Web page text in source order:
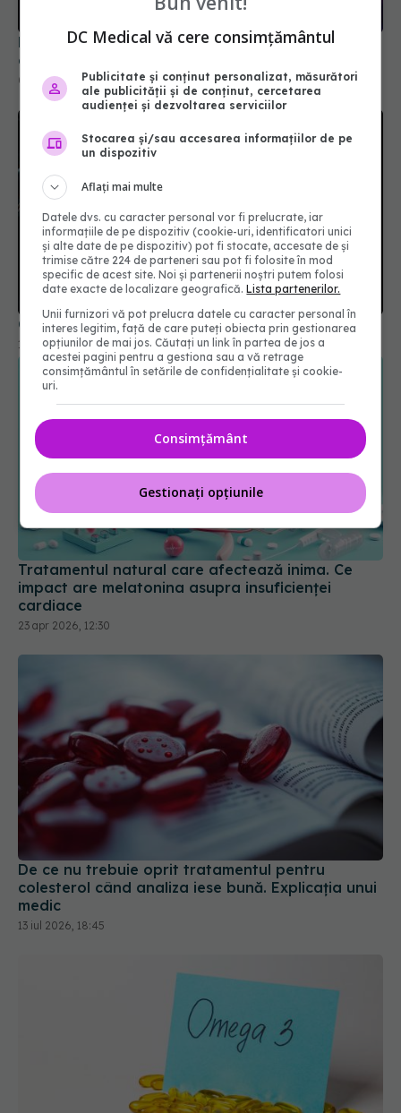
Pastila care protejează intestinele și previne
cancerul colorectal
04 ian 2026, 16:45
Combinația de analgezice care poate fi fatală
18 apr 2026, 20:53
Tratamentul natural care afectează inima. Ce
impact are melatonina asupra insuficienței
cardiace
23 apr 2026, 12:30
De ce nu trebuie oprit tratamentul pentru
colesterol când analiza iese bună. Explicația unui
medic
13 iul 2026, 18:45
DC Medical vă cere consimțământul
Publicitate și conținut personalizat, măsurători
ale publicității și de conținut, cercetarea
audienței și dezvoltarea serviciilor
Stocarea și/sau accesarea informațiilor de pe
un dispozitiv
Aflați mai multe
Datele dvs. cu caracter personal vor fi prelucrate, iar
informațiile de pe dispozitiv (cookie-uri, identificatori unici
și alte date de pe dispozitiv) pot fi stocate, accesate de și
trimise către 224 de parteneri sau pot fi folosite în mod
specific de acest site. Noi și partenerii noștri putem folosi
date exacte de localizare geografică.Lista partenerilor.
Unii furnizori vă pot prelucra datele cu caracter personal în
interes legitim, față de care puteți obiecta prin gestionarea
opțiunilor de mai jos. Căutați un link în partea de jos a
acestei pagini pentru a gestiona sau a vă retrage
consimțământul în setările de confidențialitate și cookie-
uri.
Consimțământ
Gestionați opțiunile